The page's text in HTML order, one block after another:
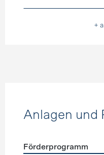
+
Anlagen und
Förderprogramm